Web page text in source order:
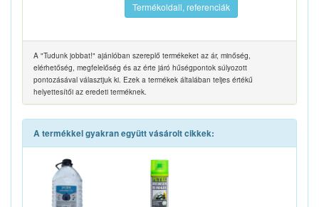
Termékoldall, referenciák
A "Tudunk jobbat!" ajánlóban szereplő termékeket az ár, minőség,
elérhetőség, megfelelőség és az érte járó hűségpontok súlyozott
pontozásával választjuk ki. Ezek a termékek általában teljes értékű
helyettesítői az eredeti terméknek.
A termékkel gyakran együtt vásárolt cikkek: